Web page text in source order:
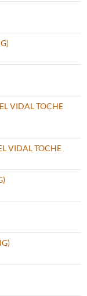
VIDAL TOCHE
VIDAL TOCHE